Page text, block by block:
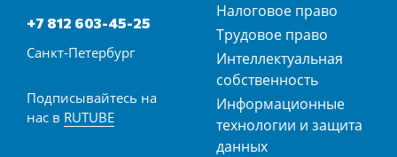
+7 812 603-45-25
Санкт-Петербург
Подписывайтесь на
нас в RUTUBE
Налоговое право
Трудовое право
Интеллектуальная
собственность
Информационные
технологии и защита
данных